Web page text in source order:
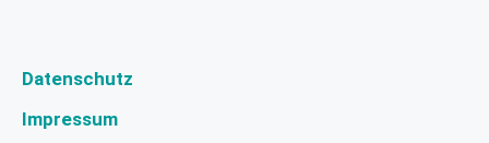
Datenschutz
Impressum